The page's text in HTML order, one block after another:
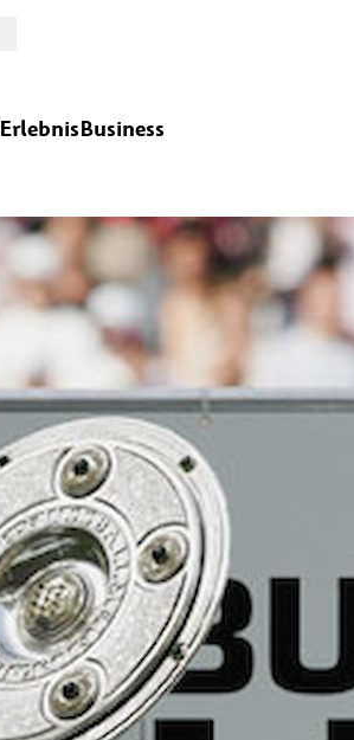
ErlebnisBusiness